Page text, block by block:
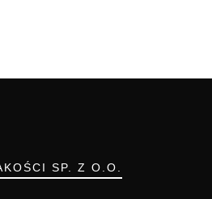
SP. Z O.O.